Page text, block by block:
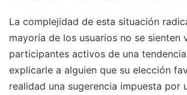
La complejidad de esta situación
mayoría de los usuarios no se sienten
participantes activos de una
explicarle a alguien que su elección
realidad una sugerencia impuesta por